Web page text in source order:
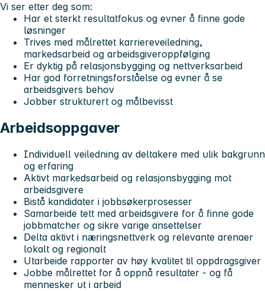
Vi ser etter deg som:
Har et sterkt resultatfokus og evner å finne gode
løsninger
Trives med målrettet karriereveiledning,
markedsarbeid og arbeidsgiveroppfølging
Er dyktig på relasjonsbygging og nettverksarbeid
Har god forretningsforståelse og evner å se
arbeidsgivers behov
Jobber strukturert og målbevisst
Arbeidsoppgaver
Individuell veiledning av deltakere med ulik bakgrunn
og erfaring
Aktivt markedsarbeid og relasjonsbygging mot
arbeidsgivere
Bistå kandidater i jobbsøkerprosesser
Samarbeide tett med arbeidsgivere for å finne gode
jobbmatcher og sikre varige ansettelser
Delta aktivt i næringsnettverk og relevante arenaer
lokalt og regionalt
Utarbeide rapporter av høy kvalitet til oppdragsgiver
Jobbe målrettet for å oppnå resultater - og få
mennesker ut i arbeid